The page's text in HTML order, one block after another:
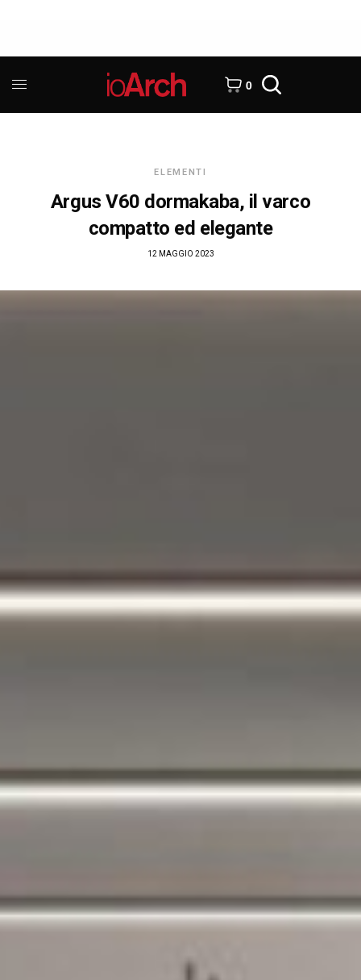
0
ELEMENTI
Argus V60 dormakaba, il varco
compatto ed elegante
12 MAGGIO 2023